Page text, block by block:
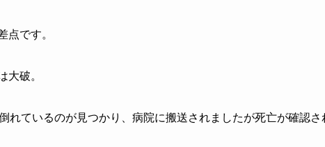
点です。
大破。
れているのが見つかり、病院に搬送されましたが死亡が確認さ